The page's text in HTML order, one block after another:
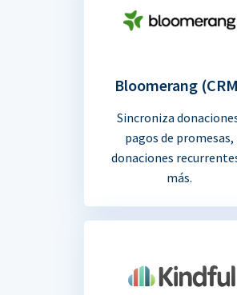
Bloomerang
Sincroniza
pagos de promesas,
donaciones
más.